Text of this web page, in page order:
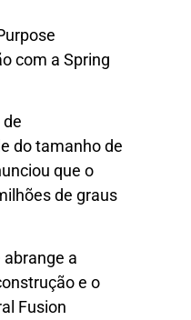
com a Spring
do tamanho de
que o
de graus
a
e o
Fusion